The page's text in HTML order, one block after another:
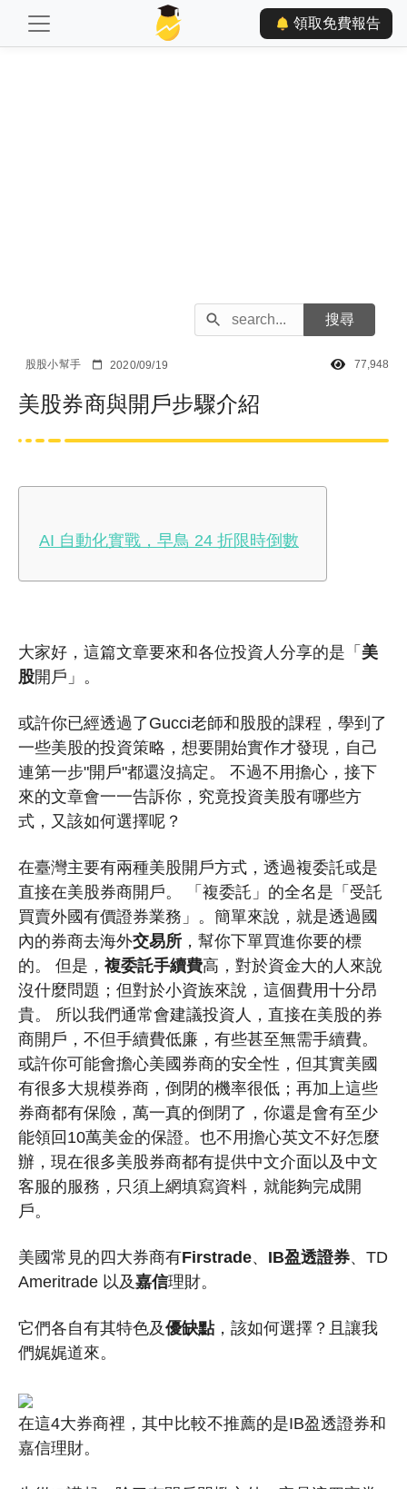
領取免費報告
股股小幫手 2020/09/19 77,948
美股券商與開戶步驟介紹
AI 自動化實戰，早鳥 24 折限時倒數
大家好，這篇文章要來和各位投資人分享的是「 美
股開戶」。
或許你已經透過了Gucci老師和股股的課程，學到了
一些美股的投資策略，想要開始實作才發現，自己
連第一步"開戶"都還沒搞定。 不過不用擔心，接下
來的文章會一一告訴你，究竟投資美股有哪些方
式，又該如何選擇呢？
在臺灣主要有兩種美股開戶方式，透過複委託或是
直接在美股券商開戶。 「複委託」的全名是「受託
買賣外國有價證券業務」。簡單來說，就是透過國
內的券商去海外交易所 ，幫你下單買進你要的標
的。 但是， 複委託手續費高，對於資金大的人來說
沒什麼問題；但對於小資族來說，這個費用十分昂
貴。 所以我們通常會建議投資人，直接在美股的券
商開戶，不但手續費低廉，有些甚至無需手續費。
或許你可能會擔心美國券商的安全性，但其實美國
有很多大規模券商，倒閉的機率很低；再加上這些
券商都有保險，萬一真的倒閉了，你還是會有至少
能領回10萬美金的保證。也不用擔心英文不好怎麼
辦，現在很多美股券商都有提供中文介面以及中文
客服的服務，只須上網填寫資料，就能夠完成開
戶。
美國常見的四大券商有Firstrade、 IB盈透證券、TD
Ameritrade 以及嘉信理財。
它們各自有其特色及優缺點，該如何選擇？且讓我
們娓娓道來。
在這4大券商裡，其中比較不推薦的是IB盈透證券和
嘉信理財。